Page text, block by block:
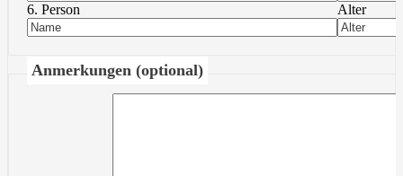
6. Person Alter
Anmerkungen (optional)